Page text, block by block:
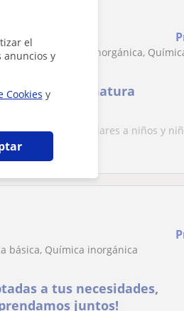
el
anuncios y
Cookies y
, Química inorgánica,
asignatura
clases particulares a niños y
básica, Química inorgánica
a tus necesidades,
juntos!